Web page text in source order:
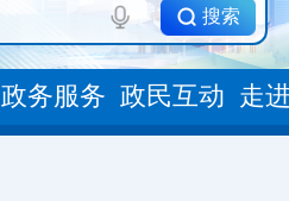
搜索
政务服务 政民互动 走